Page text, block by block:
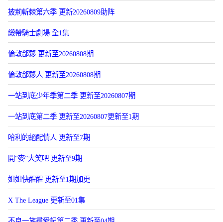
披荊斬棘第六季 更新20260809助阵
緞帶騎士劇場 全1集
倫敦郃夥 更新至20260808期
倫敦郃夥人 更新至20260808期
一站到底少年季第二季 更新至20260807期
一站到底第二季 更新至20260807更新至1期
哈利的絕配情人 更新至7期
開“麥”大笑吧 更新至9期
姐姐快醒醒 更新至1期加更
X The League 更新至01集